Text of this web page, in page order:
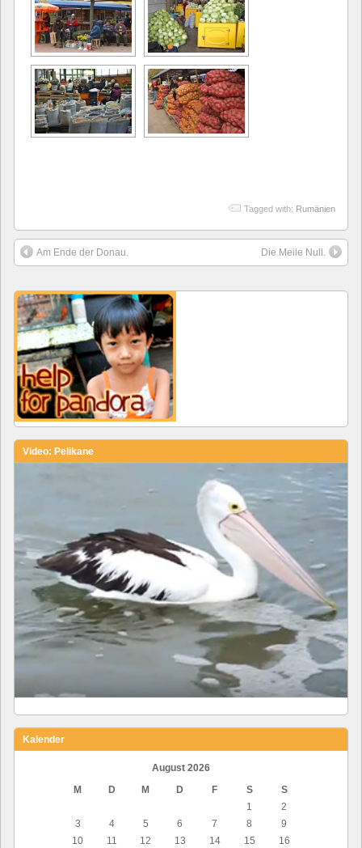
Tagged with: Rumänien
Am Ende der Donau. Die Meile Null.
Video: Pelikane
Kalender
August 2026
M
D M D F S
S
1
2
3
4 5 6 7 8
9
10
11 12 13 14 15
16